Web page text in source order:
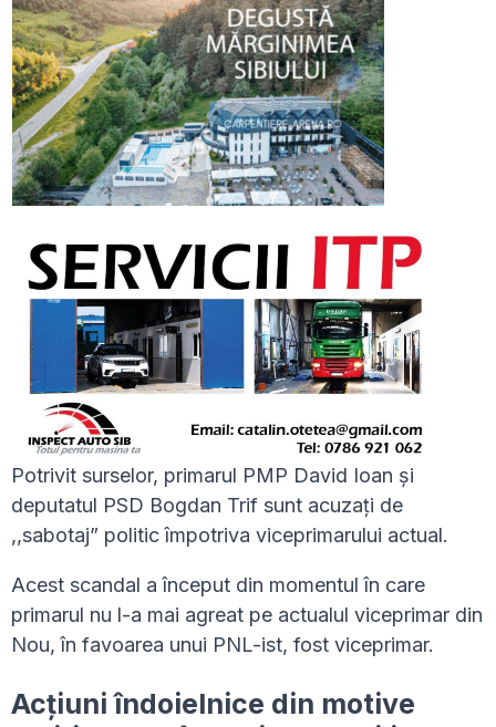
Potrivit surselor, primarul PMP David Ioan și
deputatul PSD Bogdan Trif sunt acuzați de
,,sabotaj” politic împotriva viceprimarului actual.
Acest scandal a început din momentul în care
primarul nu l-a mai agreat pe actualul viceprimar din
Nou, în favoarea unui PNL-ist, fost viceprimar.
Acțiuni îndoielnice din motive